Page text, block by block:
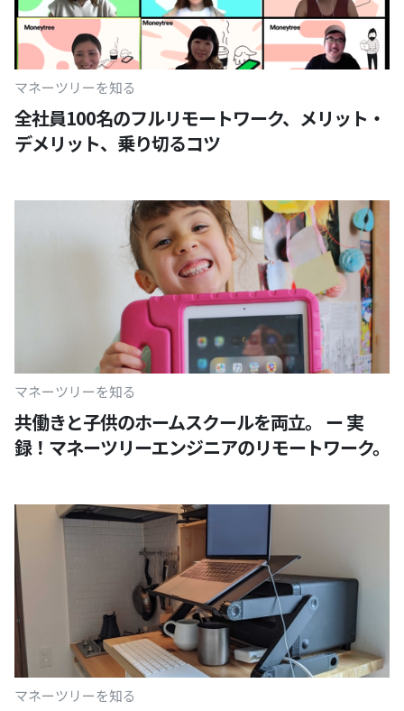
マネーツリーを知る
全社員100名のフルリモートワーク、メリット・
デメリット、乗り切るコツ
マネーツリーを知る
共働きと子供のホームスクールを両立。 ー 実
録！マネーツリーエンジニアのリモートワーク。
マネーツリーを知る